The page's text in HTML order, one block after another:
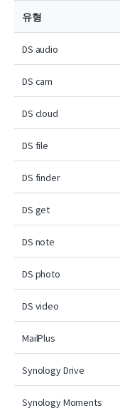
유형
DS audio
DS cam
DS cloud
DS file
DS finder
DS get
DS note
DS photo
DS video
MailPlus
Synology Drive
Synology Moments